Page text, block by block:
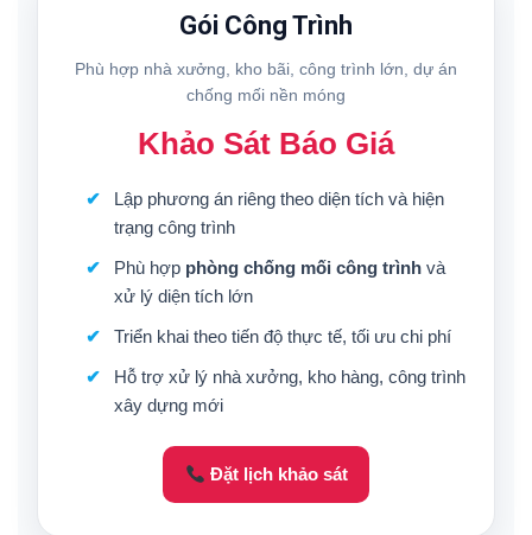
Gói Công Trình
Phù hợp nhà xưởng, kho bãi, công trình lớn, dự án
chống mối nền móng
Khảo Sát Báo Giá
Lập phương án riêng theo diện tích và hiện
trạng công trình
Phù hợp phòng chống mối công trìnhvà
xử lý diện tích lớn
Triển khai theo tiến độ thực tế, tối ưu chi phí
Hỗ trợ xử lý nhà xưởng, kho hàng, công trình
xây dựng mới
Đặt lịch khảo sát